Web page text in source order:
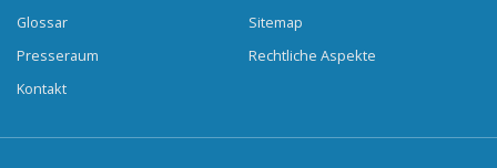
Glossar
Presseraum
Kontakt
Sitemap
Rechtliche Aspekte